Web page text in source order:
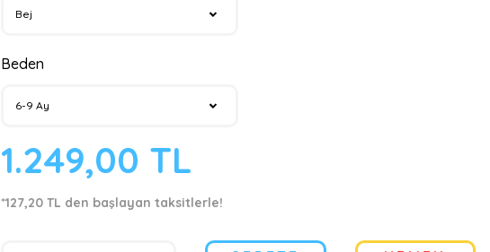
Beden
1.249,00 TL
*127,20 TL den başlayan taksitlerle!